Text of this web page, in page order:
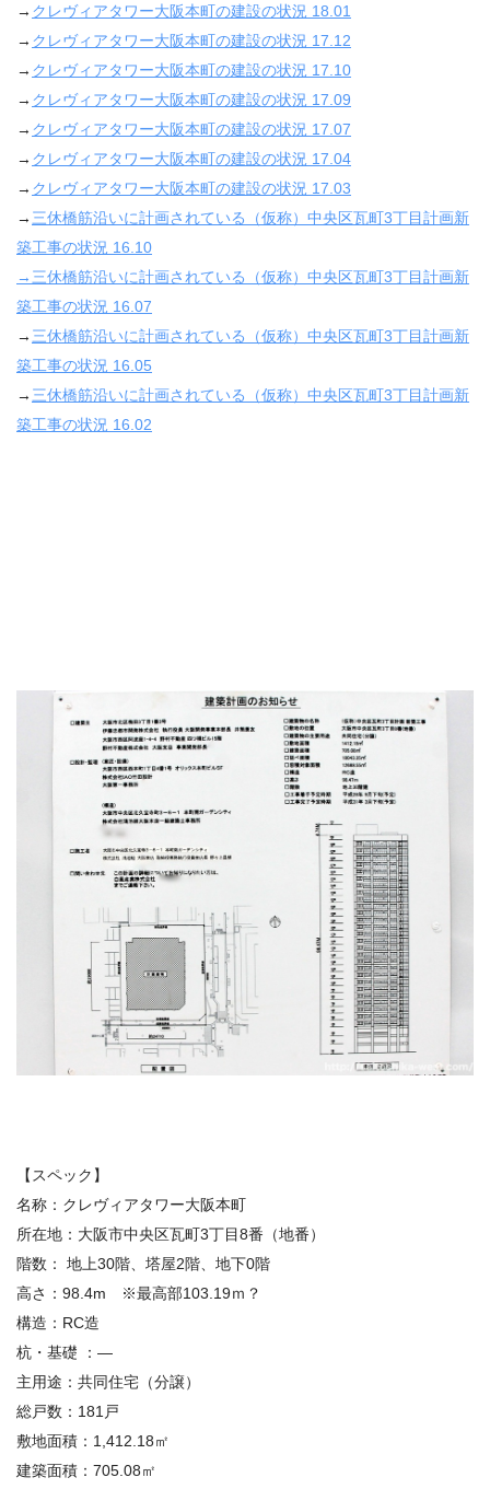
→ クレヴィアタワー大阪本町の建設の状況 18.01
→ クレヴィアタワー大阪本町の建設の状況 17.12
→ クレヴィアタワー大阪本町の建設の状況 17.10
→ クレヴィアタワー大阪本町の建設の状況 17.09
→ クレヴィアタワー大阪本町の建設の状況 17.07
→ クレヴィアタワー大阪本町の建設の状況 17.04
→ クレヴィアタワー大阪本町の建設の状況 17.03
→ 三休橋筋沿いに計画されている（仮称）中央区瓦町3丁目計画新
築工事の状況 16.10
→ 三休橋筋沿いに計画されている（仮称）中央区瓦町3丁目計画新
築工事の状況 16.07
→ 三休橋筋沿いに計画されている（仮称）中央区瓦町3丁目計画新
築工事の状況 16.05
→ 三休橋筋沿いに計画されている（仮称）中央区瓦町3丁目計画新
築工事の状況 16.02
【スペック】
名称：クレヴィアタワー大阪本町
所在地：大阪市中央区瓦町3丁目8番（地番）
階数： 地上30階、塔屋2階、地下0階
高さ： 98.4m ※最高部103.19ｍ？
構造： RC造
杭・基礎 ： —
主用途：共同住宅（分譲）
総戸数： 181 戸
敷地面積： 1,412.18㎡
建築面積： 705.08㎡